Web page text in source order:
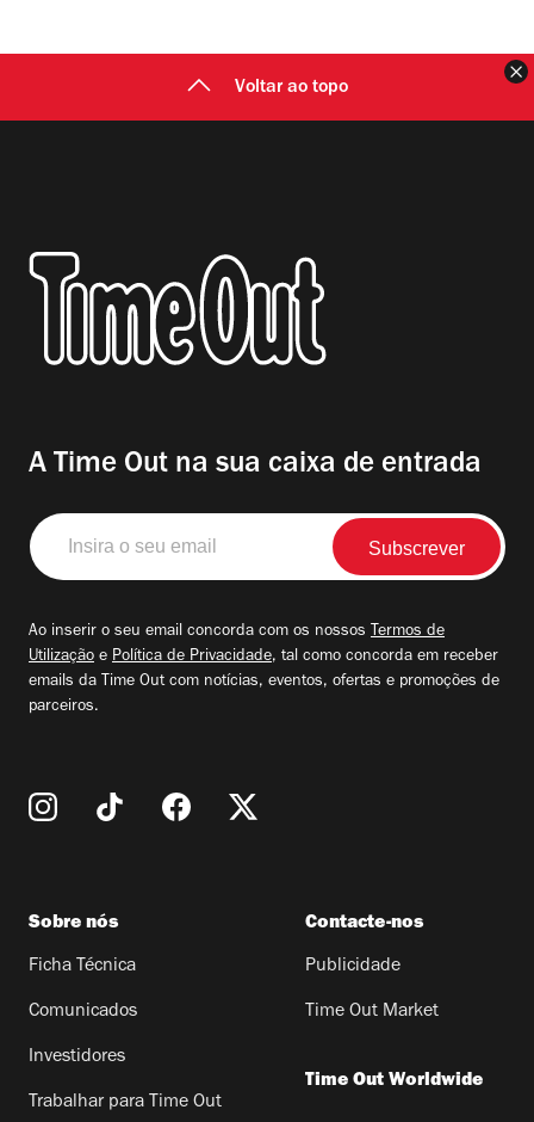
Voltar ao topo
A Time Out na sua caixa de entrada
Insira
o
seu
Ao inserir o seu email concorda com os nossos Termos de
Utilização e Política de Privacidade, tal como concorda em receber
emails da Time Out com notícias, eventos, ofertas e promoções de
parceiros.
Sobre nós
Ficha Técnica
Comunicados
Investidores
Trabalhar para Time Out
Contacte-nos
Publicidade
Time Out Market
Time Out Worldwide